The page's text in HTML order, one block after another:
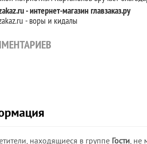
- интернет-магазин главзаказ.ру
- воры и кидалы
находящиеся в группе Гости, не